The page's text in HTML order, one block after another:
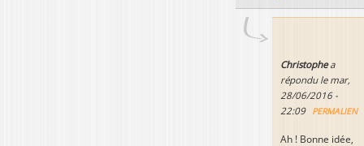
Christophea
répondu le mar,
28/06/2016 -
22:09
PERMALIEN
Ah ! Bonne idée,